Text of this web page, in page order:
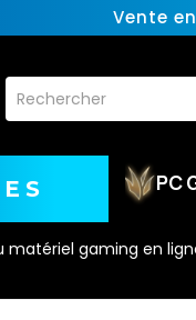
Vente
PC
matériel gaming en